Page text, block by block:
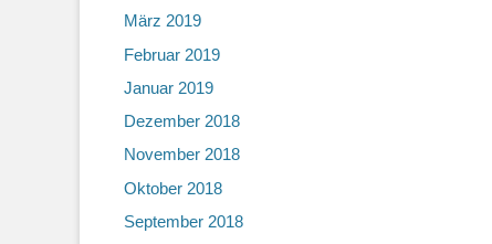
März 2019
Februar 2019
Januar 2019
Dezember 2018
November 2018
Oktober 2018
September 2018